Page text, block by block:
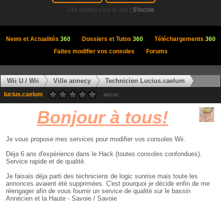
549 visiteurs sur le site | S'incrire
News et Actualités 360 Dossiers et Tutos 360 Téléchargements 360
Faites modifier vos consoles
Forums
Wii U / Wii Ville annecy Technicien Lucius.caelum
lucius.caelum aucun
Bonjour à tous!
Je vous propose mes services pour modifier vos consoles Wii.
Déja 6 ans d'expérience dans le Hack (toutes consoles confondues).
Service rapide et de qualité.
Je faisais déja parti des techniciens de logic sunrise mais toute les
annonces avaient été supprimées. C'est pourquoi je décide enfin de me
réengager afin de vous fournir un service de qualité sur le bassin
Annécien et la Haute - Savoie / Savoie